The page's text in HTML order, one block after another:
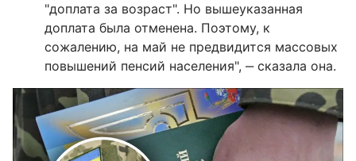
"доплата за возраст". Но вышеуказанная
доплата была отменена. Поэтому, к
сожалению, на май не предвидится массовых
повышений пенсий населения", ‒ сказала она.